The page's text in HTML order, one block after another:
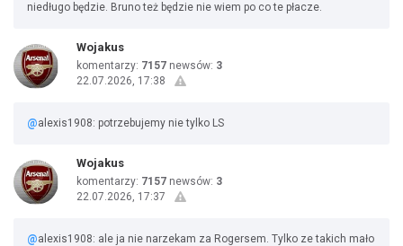
niedługo będzie. Bruno też będzie nie wiem po co te płacze.
Wojakus
komentarzy: 7157 newsów: 3
22.07.2026, 17:38
@alexis1908: potrzebujemy nie tylko LS
Wojakus
komentarzy: 7157 newsów: 3
22.07.2026, 17:37
@alexis1908: ale ja nie narzekam za Rogersem. Tylko ze takich mało